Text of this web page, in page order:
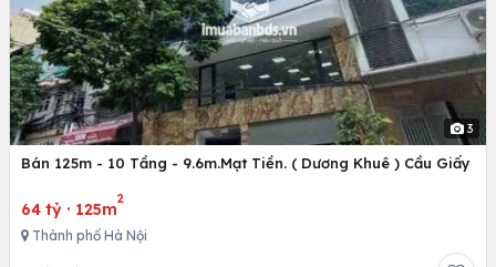
3
Bán 125m - 10 Tầng - 9.6m.Mạt Tiền. ( Dương Khuê ) Cầu Giấy
64 tỷ · 125m
2
Thành phố Hà Nội